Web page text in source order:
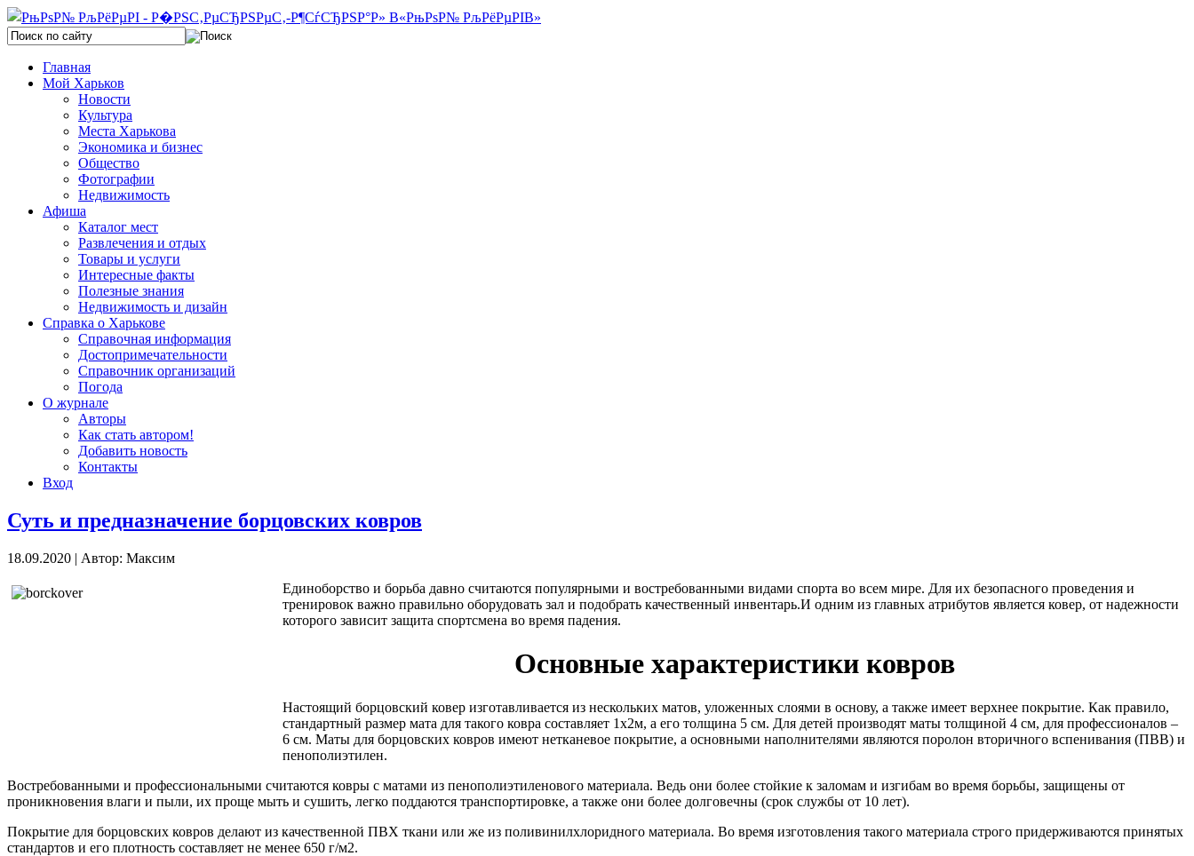
Главная
Мой Харьков
Новости
Культура
Места Харькова
Экономика и бизнес
Общество
Фотографии
Недвижимость
Афиша
Каталог мест
Развлечения и отдых
Товары и услуги
Интересные факты
Полезные знания
Недвижимость и дизайн
Справка о Харькове
Справочная информация
Достопримечательности
Справочник организаций
Погода
О журнале
Авторы
Как стать автором!
Добавить новость
Контакты
Вход
Суть и предназначение борцовских ковров
18.09.2020 | Автор: Максим
Единоборство и борьба давно считаются популярными и востребованными видами спорта во всем мире. Для их безопасного проведения и
тренировок важно правильно оборудовать зал и подобрать качественный инвентарь.И одним из главных атрибутов является ковер, от надежности
которого зависит защита спортсмена во время падения.
Основные характеристики ковров
Настоящий борцовский ковер изготавливается из нескольких матов, уложенных слоями в основу, а также имеет верхнее покрытие. Как правило,
стандартный размер мата для такого ковра составляет 1х2м, а его толщина 5 см. Для детей производят маты толщиной 4 см, для профессионалов –
6 см. Маты для борцовских ковров имеют нетканевое покрытие, а основными наполнителями являются поролон вторичного вспенивания (ПВВ) и
пенополиэтилен.
Востребованными и профессиональными считаются ковры с матами из пенополиэтиленового материала. Ведь они более стойкие к заломам и изгибам во время борьбы, защищены от
проникновения влаги и пыли, их проще мыть и сушить, легко поддаются транспортировке, а также они более долговечны (срок службы от 10 лет).
Покрытие для борцовских ковров делают из качественной ПВХ ткани или же из поливинилхлоридного материала. Во время изготовления такого материала строго придерживаются принятых
стандартов и его плотность составляет не менее 650 г/м2.